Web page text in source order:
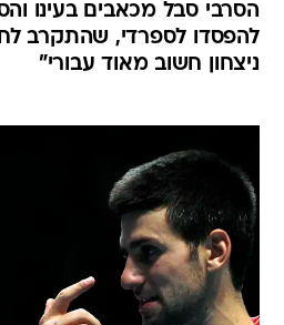
הסרבי סבל מכאבים בעינו
להפסדו לספרדי, שהתקרב
ניצחון חשוב מאוד עבורי"